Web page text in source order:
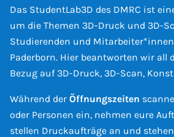
Das StudentLab3D des DMRC ist
um die Themen 3D-Druck und 3D-
Studierenden und
Paderborn. Hier beantworten wir all
Bezug auf 3D-Druck, 3D-Scan,
Während der Öffnungszeiten
oder Personen ein, nehmen eure
stellen Druckaufträge an und